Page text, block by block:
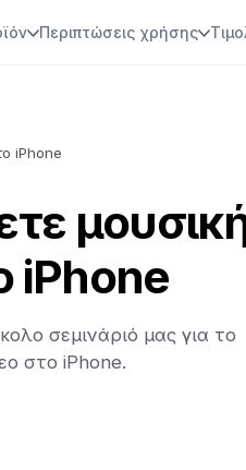
Περιπτώσεις χρήσης
iPhone
iPhone
σεμινάριό μας για το
στο iPhone.